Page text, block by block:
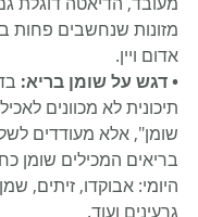
מזונות שנחשבים פחות
אדום ויין.
• דגש על שומן בריא:
תיכונית לא מכוונים
שומן", אלא מעודדים
בריאים המכילים שומן
היומי: אבוקדו, זיתים,
גרעינים ועוד.